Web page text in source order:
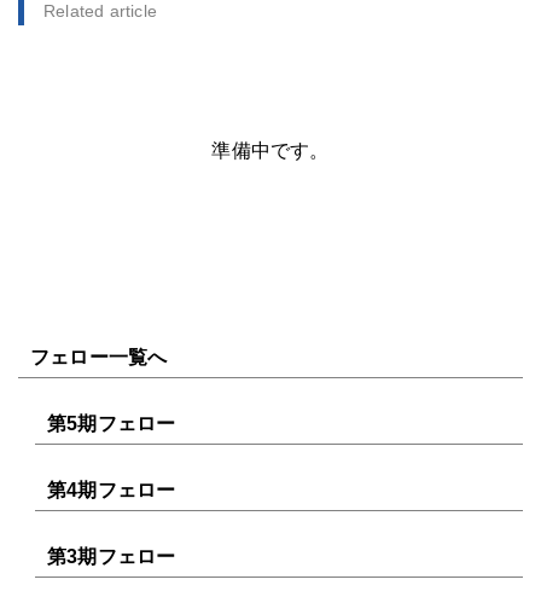
フェロー一覧へ
第5期フェロー
第4期フェロー
第3期フェロー
Related article
準備中です。